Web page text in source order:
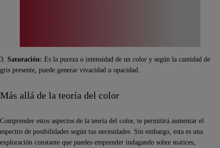
3. Saturación: Es la pureza o intensidad de un color y según la cantidad de
gris presente, puede generar vivacidad u opacidad.
Más allá de la teoría del color
Comprender estos aspectos de la teoría del color, te permitirá aumentar el
espectro de posibilidades según tus necesidades. Sin embargo, esta es una
exploración constante que puedes emprender indagando sobre matices,